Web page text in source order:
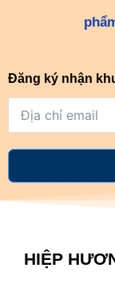
Đăng ký nhận
HIỆP